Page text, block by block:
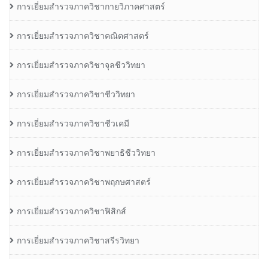
การเยี่ยมสำรวจภาควิชากายวิภาคศาสตร์
การเยี่ยมสำรวจภาควิชาคณิตศาสตร์
การเยี่ยมสำรวจภาควิชาจุลชีววิทยา
การเยี่ยมสำรวจภาควิชาชีววิทยา
การเยี่ยมสำรวจภาควิชาชีวเคมี
การเยี่ยมสำรวจภาควิชาพยาธิชีววิทยา
การเยี่ยมสำรวจภาควิชาพฤกษศาสตร์
การเยี่ยมสำรวจภาควิชาฟิสิกส์
การเยี่ยมสำรวจภาควิชาสรีรวิทยา